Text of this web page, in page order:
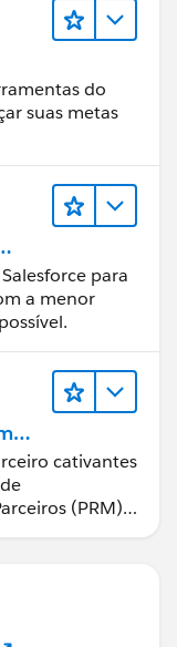
do
suas metas
para
a menor
cativantes
(PRM)